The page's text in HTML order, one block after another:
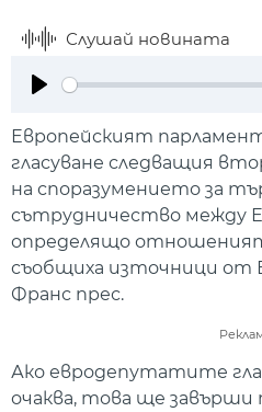
Слушай новината
Европейският
гласуване следващия
на споразумението за
сътрудничество между
определящо
съобщиха източници от
Франс прес.
Ако евродепутатите
очаква, това ще